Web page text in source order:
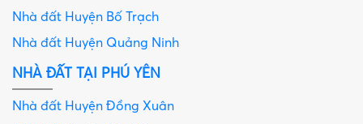
Nhà đất Huyện Bố Trạch
Nhà đất Huyện Quảng Ninh
NHÀ ĐẤT TẠI PHÚ YÊN
Nhà đất Huyện Đồng Xuân